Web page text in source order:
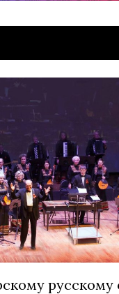
русскому